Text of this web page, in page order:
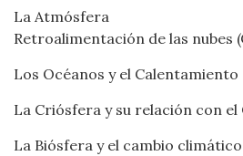
La Atmósfera
Retroalimentación de las nubes
Los Océanos y el Calentamiento
La Criósfera y su relación con el
La Biósfera y el cambio climático